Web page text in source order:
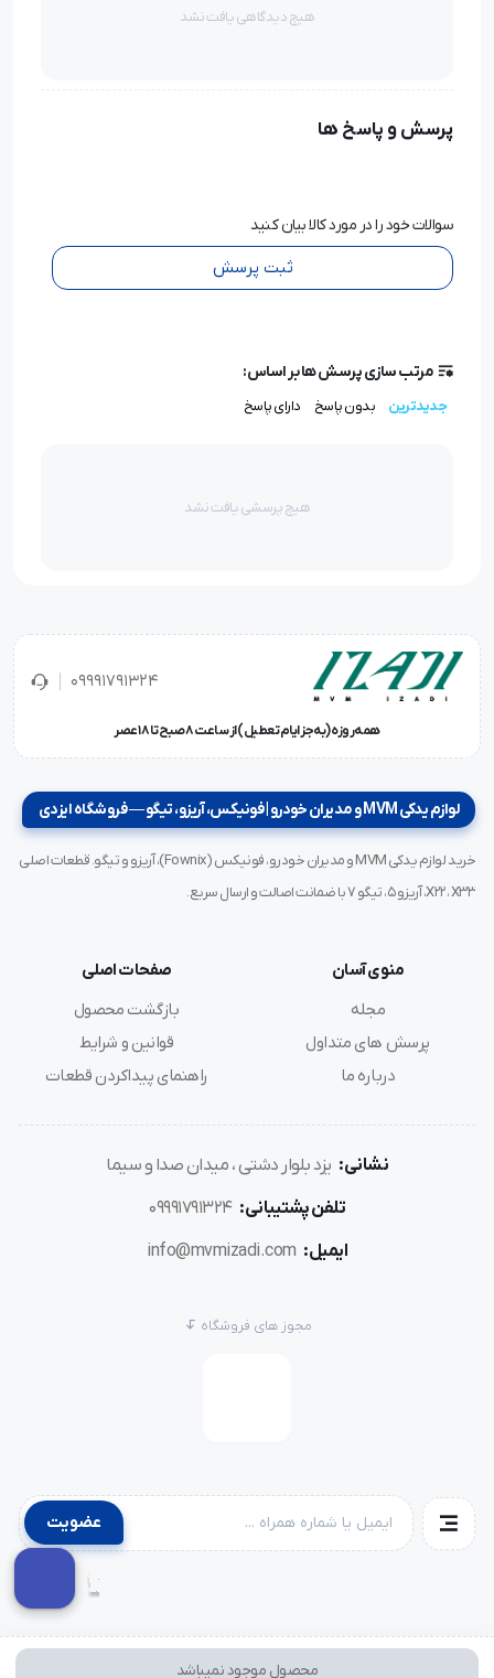
هیچ دیدگاهی یافت نشد
پرسش و پاسخ ها
سوالات خود را در مورد کالا بیان کنید
ثبت پرسش
مرتب سازی پرسش ها بر اساس:
جدیدترین بدون پاسخ دارای پاسخ
هیچ پرسشی یافت نشد
محصول موجود نمیباشد
09991791324
همه‌روزه (به‌جز ایام تعطیل) از ساعت ۸ صبح تا ۱۸ عصر
لوازم یدکی MVM و مدیران خودرو | فونیکس، آریزو، تیگو — فروشگاه ایزدی
خرید لوازم یدکی MVM و مدیران خودرو، فونیکس (Fownix)، آریزو و تیگو. قطعات اصلی
X22، X33، آریزو ۵، تیگو ۷ با ضمانت اصالت و ارسال سریع.
منوی آسان
مجله
پرسش های متداول
درباره ما
صفحات اصلی
بازگشت محصول
قوانین و شرایط
راهنمای پیداکردن قطعات
نشانی: یزد بلوار دشتی ، میدان صدا و سیما
تلفن پشتیبانی: 09991791324
ایمیل: info@mvmizadi.com
مجوز های فروشگاه
عضویت